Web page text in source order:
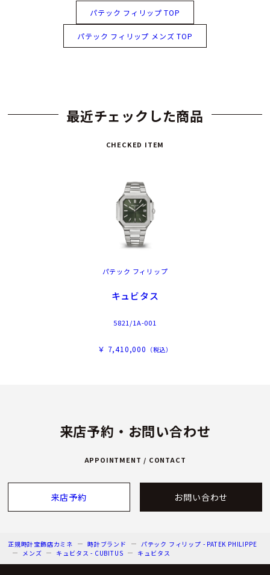
パテック フィリップ TOP
パテック フィリップ メンズ TOP
最近チェックした商品
CHECKED ITEM
パテック フィリップ
キュビタス
5821/1A-001
￥ 7,410,000 （税込）
来店予約・お問い合わせ
APPOINTMENT / CONTACT
来店予約 お問い合わせ
正規時計宝飾店カミネ 時計ブランド
パテック フィリップ - PATEK PHILIPPE
メンズ
キュビタス - CUBITUS キュビタス